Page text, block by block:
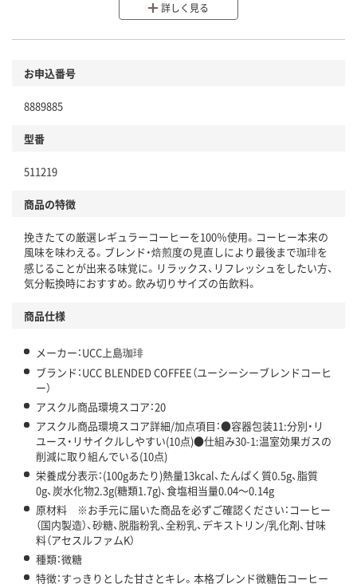
分別・リサイクルしやすい設計
本体
仕組
この商品の環境配慮ポイントです。下記商品詳細「
アスクル商品環境スコア詳細／加点項目
」で確認できます。
詳しく見る
お申込番号
8889885
型番
511219
商品の特徴
挽きたての厳選レギュラーコーヒーを100％使用。コーヒー本来の
風味を味わえる。ブレンド・焙煎度の見直しにより最後まで珈琲を
感じることが出来る味覚に。リラックス、リフレッシュをしたい方、
気分転換時におすすめ。飲み切りサイズの缶飲料。
商品仕様
メーカー：UCC上島珈琲
ブランド：UCC BLENDED COFFEE（ユーシーシーブレンドコーヒ
ー）
アスクル商品環境スコア：20
アスクル商品環境スコア詳細/加点項目：●容器包装11:分別・リ
ユース・リサイクルしやすい(10点)●仕組み30-1:温室効果ガスの
削減に取り組んでいる(10点)
栄養成分表示：(100gあたり)熱量13kcal、たんぱく質0.5g、脂質
0g、炭水化物2.3g(糖類1.7g)、食塩相当量0.04～0.14g
原材料 ※お手元に届いた商品を必ずご確認ください：コーヒー
（国内製造）、砂糖、脱脂粉乳、全粉乳、デキストリン/乳化剤、甘味
料（アセスルファムK）
種類：微糖
特徴：すっきりとした甘さとキレ。本格ブレンド微糖缶コーヒー